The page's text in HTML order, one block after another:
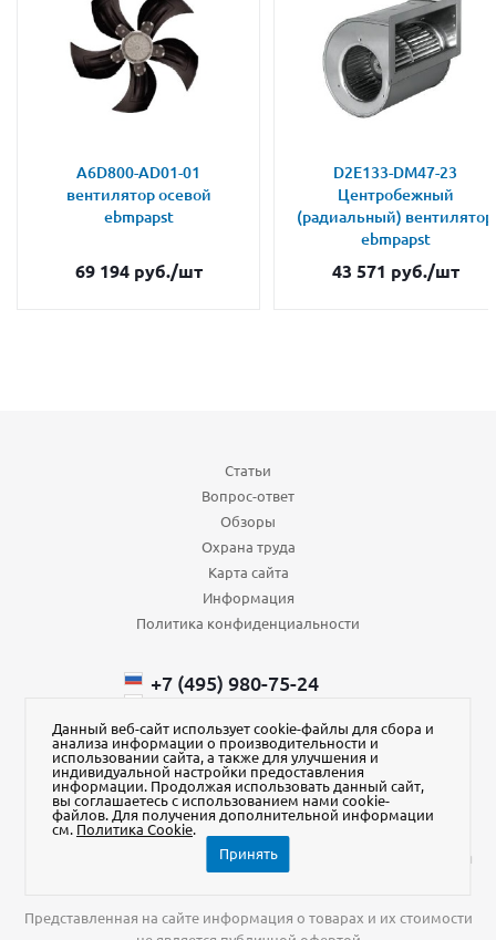
A6D800-AD01-01
вентилятор осевой
ebmpapst
69 194руб./шт
D2E133-DM47-23
Центробежный
(радиальный) вентилятор
ebmpapst
43 571 руб./шт
Статьи
Вопрос-ответ
Обзоры
Охрана труда
Карта сайта
Информация
Политика конфиденциальности
+7 (495) 980-75-24
+375 (29) ​750-43-88
order@aura-kvadrat.ru
Наш магазин на Яндекс Маркет
2026 © АУРА-квадрат ИНН 7706242290, адрес: 141014, Московская
обл., г. Мытищи, ул. Центральная, стр.20Б, помещ. 515-2
Представленная на сайте информация о товарах и их стоимости
Данный веб-сайт использует cookie-файлы для сбора и
анализа информации о производительности и
использовании сайта, а также для улучшения и
индивидуальной настройки предоставления
информации. Продолжая использовать данный сайт,
вы соглашаетесь с использованием нами cookie-
файлов. Для получения дополнительной информации
см. Политика Cookie.
Принять